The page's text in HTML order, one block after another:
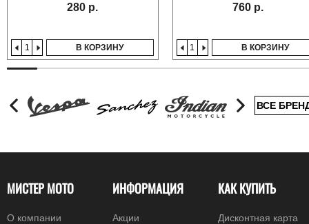
280 р.
В КОРЗИНУ
760 р.
В КОРЗИНУ
ВСЕ
МИСТЕР МОТО
О компании
ИНФОРМАЦИЯ
Акции
КАК КУПИТЬ
Дисконтная карта